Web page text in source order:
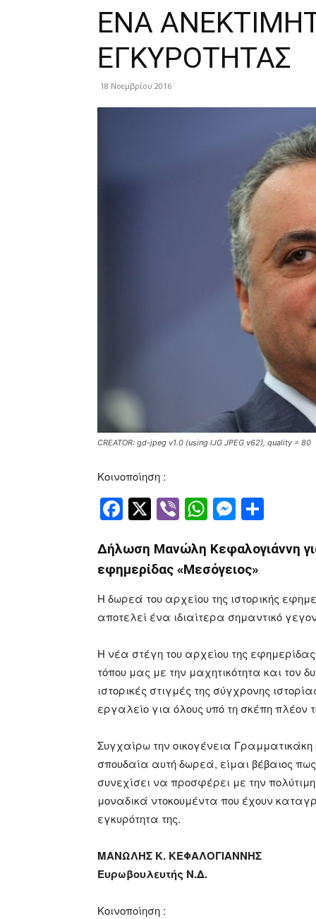
ΕΝΑ
ΕΓΚΥΡΟΤΗΤΑΣ
18 Νοεμβρίου 2016
CREATOR: gd-jpeg v1.0 (using IJG JPEG v62), quality = 80
Κοινοποίηση :
Facebook
Twitter
ViberWhatsApp
Δήλωση Μανώλη Κεφαλογιάννη
εφημερίδας «Μεσόγειος»
Η δωρεά του αρχείου της ιστορικής
αποτελεί ένα ιδιαίτερα σημαντικό
Η νέα στέγη του αρχείου της
τόπου μας με την μαχητικότητα και
ιστορικές στιγμές της σύγχρονης
εργαλείο για όλους υπό τη σκέπη πλέον
Συγχαίρω την οικογένεια
σπουδαία αυτή δωρεά, είμαι βέβαιος
συνεχίσει να προσφέρει με την
μοναδικά ντοκουμέντα που έχουν
εγκυρότητα της.
MANΩΛHΣ K. KEΦAΛOΓIANNHΣ
Ευρωβουλευτής Ν.Δ.
Κοινοποίηση :